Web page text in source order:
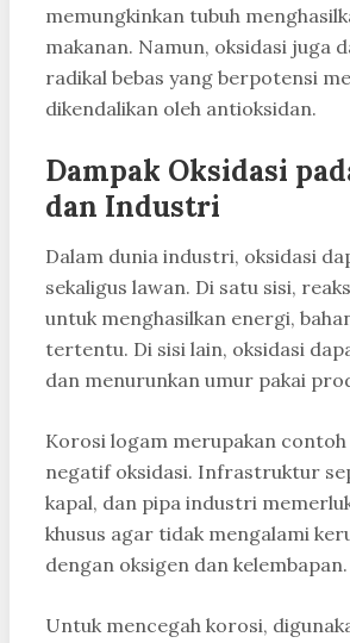
memungkinkan tubuh
makanan. Namun, oksidasi juga
radikal bebas yang berpotensi
dikendalikan oleh antioksidan.
Dampak Oksidasi
dan Industri
Dalam dunia industri, oksidasi
sekaligus lawan. Di satu sisi,
untuk menghasilkan energi,
tertentu. Di sisi lain, oksidasi
dan menurunkan umur pakai
Korosi logam merupakan
negatif oksidasi. Infrastruktur
kapal, dan pipa industri
khusus agar tidak mengalami
dengan oksigen dan kelembapan.
Untuk mencegah korosi,